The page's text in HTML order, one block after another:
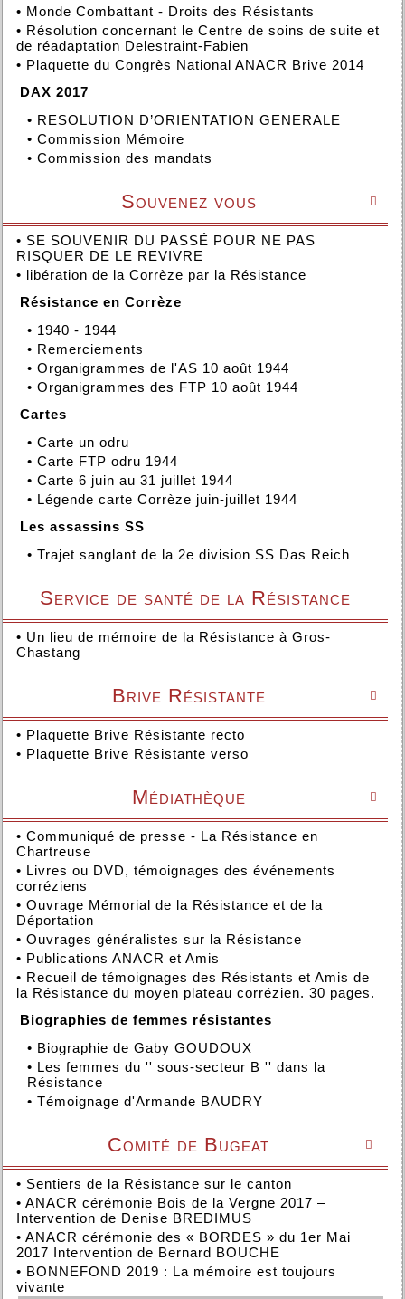
• Monde Combattant - Droits des Résistants
• Résolution concernant le Centre de soins de suite et
de réadaptation Delestraint-Fabien
• Plaquette du Congrès National ANACR Brive 2014
DAX 2017
• RESOLUTION D’ORIENTATION GENERALE
• Commission Mémoire
• Commission des mandats

Souvenez vous
• SE SOUVENIR DU PASSÉ POUR NE PAS
RISQUER DE LE REVIVRE
• libération de la Corrèze par la Résistance
Résistance en Corrèze
• 1940 - 1944
• Remerciements
• Organigrammes de l'AS 10 août 1944
• Organigrammes des FTP 10 août 1944
Cartes
• Carte un odru
• Carte FTP odru 1944
• Carte 6 juin au 31 juillet 1944
• Légende carte Corrèze juin-juillet 1944
Les assassins SS
• Trajet sanglant de la 2e division SS Das Reich
Service de santé de la Résistance
• Un lieu de mémoire de la Résistance à Gros-
Chastang

Brive Résistante
• Plaquette Brive Résistante recto
• Plaquette Brive Résistante verso

Médiathèque
• Communiqué de presse - La Résistance en
Chartreuse
• Livres ou DVD, témoignages des événements
corréziens
• Ouvrage Mémorial de la Résistance et de la
Déportation
• Ouvrages généralistes sur la Résistance
• Publications ANACR et Amis
• Recueil de témoignages des Résistants et Amis de
la Résistance du moyen plateau corrézien. 30 pages.
Biographies de femmes résistantes
• Biographie de Gaby GOUDOUX
• Les femmes du '' sous-secteur B '' dans la
Résistance
• Témoignage d'Armande BAUDRY

Comité de Bugeat
• Sentiers de la Résistance sur le canton
• ANACR cérémonie Bois de la Vergne 2017 –
Intervention de Denise BREDIMUS
• ANACR cérémonie des « BORDES » du 1er Mai
2017 Intervention de Bernard BOUCHE
• BONNEFOND 2019 : La mémoire est toujours
vivante